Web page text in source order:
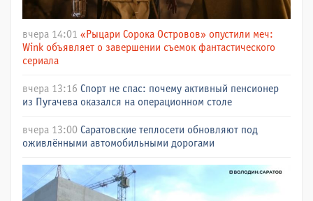
вчера 14:01 «Рыцари Сорока Островов» опустили меч:
Wink объявляет о завершении съемок фантастического
сериала
вчера 13:16 Спорт не спас: почему активный пенсионер
из Пугачева оказался на операционном столе
вчера 13:00 Саратовские теплосети обновляют под
оживлёнными автомобильными дорогами